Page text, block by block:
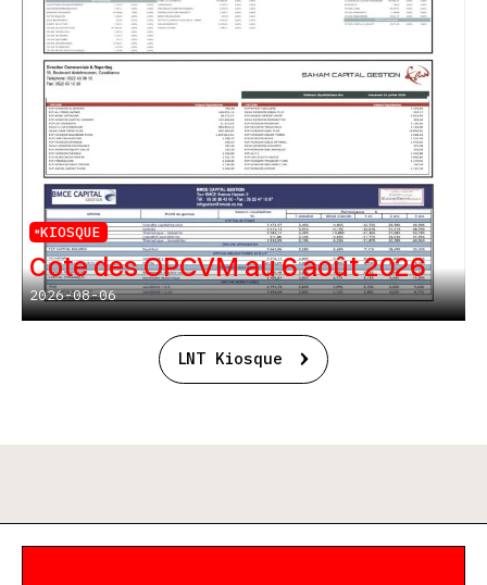
KIOSQUE
Cote des OPCVM au 6 août 2026
2026-08-06
LNT Kiosque